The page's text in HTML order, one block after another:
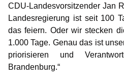
IM
IN DER
IM
IM
CDU-Landesvorsitzender Jan
Landesregierung ist seit 100
das feiern. Oder wir stecken
1.000 Tage. Genau das ist
priorisieren und
Brandenburg.“